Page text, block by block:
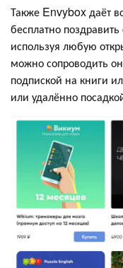
Также Envybox даёт
бесплатно
используя любую
можно сопроводить
подпиской на книги
или удалённо